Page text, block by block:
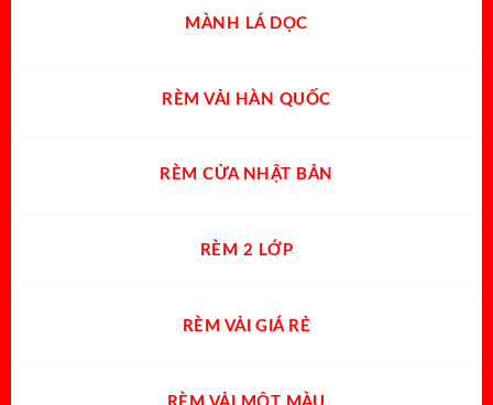
MÀNH LÁ DỌC
RÈM VẢI HÀN QUỐC
RÈM CỬA NHẬT BẢN
RÈM 2 LỚP
RÈM VẢI GIÁ RẺ